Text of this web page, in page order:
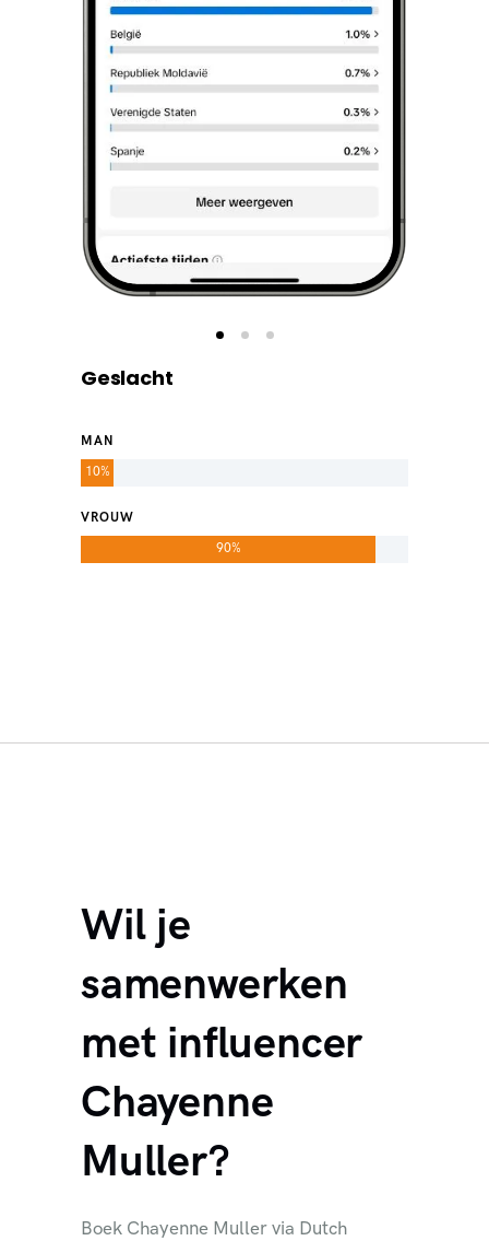
Geslacht
MAN
10%
VROUW
90%
Wil je
samenwerken
met influencer
Chayenne
Muller?
Boek Chayenne Muller via Dutch